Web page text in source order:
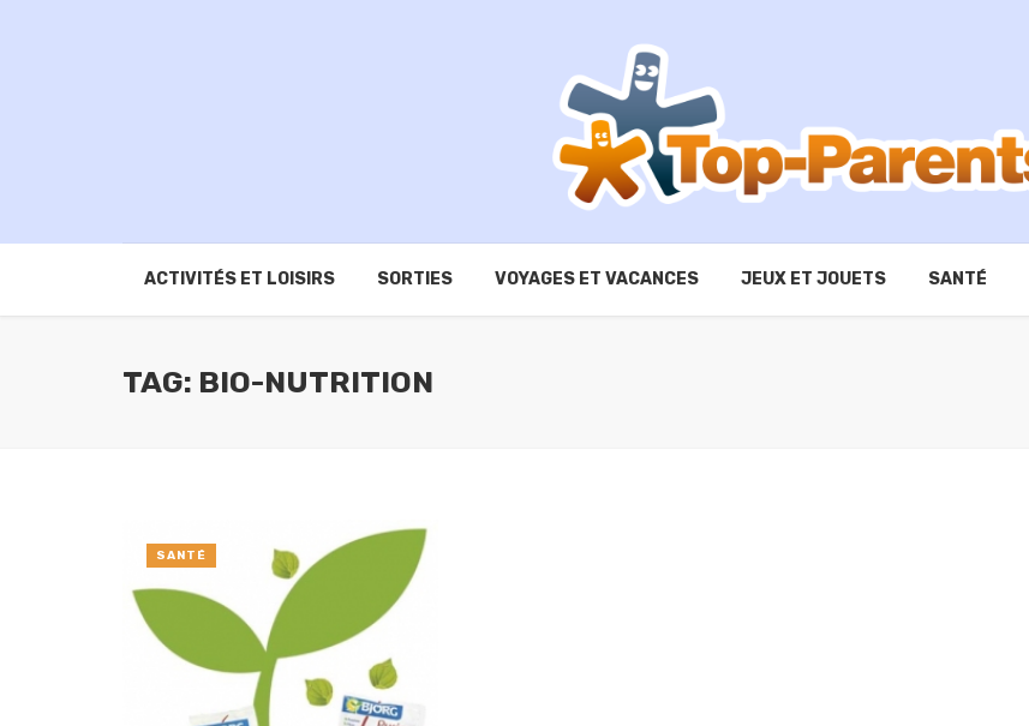
ACTIVITÉS ET LOISIRS SORTIES VOYAGES ET VACANCES JEUX ET JOUETS SANTÉ
TAG: BIO-NUTRITION
SANTÉ